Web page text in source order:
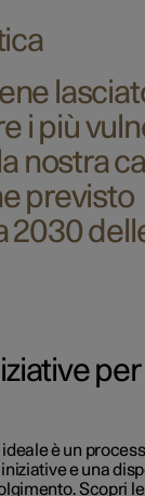
i più
nostra
previsto
2030
per
è un
e una
Scopri